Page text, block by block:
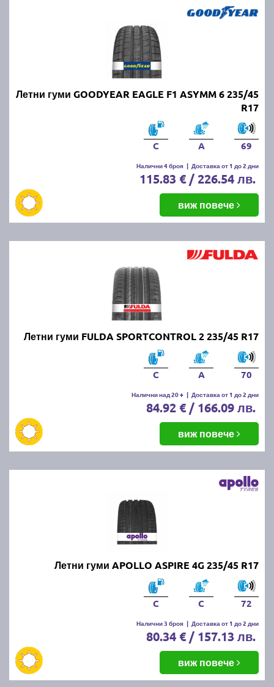
Летни гуми GOODYEAR EAGLE F1 ASYMM 6 235/45
R17
C A 69
Налични 4 броя | Доставка от 1 до 2 дни
115.83 € / 226.54 лв.
виж повече
Летни гуми FULDA SPORTCONTROL 2 235/45 R17
C A 70
Налични над 20 + | Доставка от 1 до 2 дни
84.92 € / 166.09 лв.
виж повече
Летни гуми APOLLO ASPIRE 4G 235/45 R17
C C 72
Налични 3 броя | Доставка от 1 до 2 дни
80.34 € / 157.13 лв.
виж повече